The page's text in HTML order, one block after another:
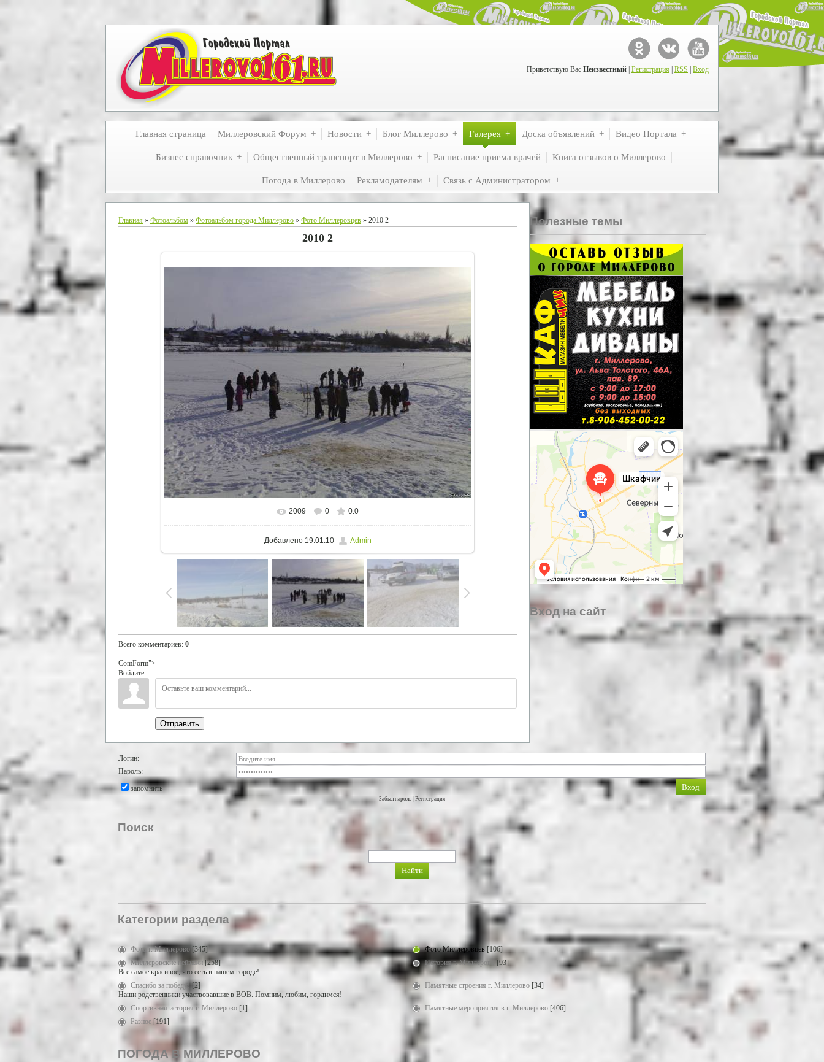
Приветствую Вас Неизвестный Регистрация RSS Вход
Главная страница Миллеровский Форум Новости Блог Миллерово Галерея Доска объявлений Видео Портала
Бизнес справочник Общественный транспорт в Миллерово Расписание приема врачей Книга отзывов о Миллерово
Погода в Миллерово Рекламодателям Связь с Администратором
Главная » Фотоальбом » Фотоальбом города Миллерово » Фото Миллеровцев » 2010 2
2010 2
В реальном размере 1500x1125
2009 0 0.0
Добавлено19.01.10 Admin
Всего комментариев: 0
ComForm">
Войдите:
Отправить
Полезные темы
Вход на сайт
Логин:
Пароль:
запомнить
Забыл пароль Регистрация
Поиск
Категории раздела
Фото г. Миллерово [345] Фото Миллеровцев [106]
Миллеровские пейзажи [258]
Все самое красивое, что есть в нашем городе!
История г. Миллерово [93]
Спасибо за победу! [2]
Наши родственники участвовавшие в ВОВ. Помним, любим, гордимся!
Памятные строения г. Миллерово [34]
Спортивная история г. Миллерово [1] Памятные мероприятия в г. Миллерово [406]
Разное [191]
ПОГОДА В МИЛЛЕРОВО